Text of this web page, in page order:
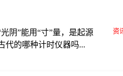
阴”能用“寸”量，是起源
代的哪种计时仪器吗...
资